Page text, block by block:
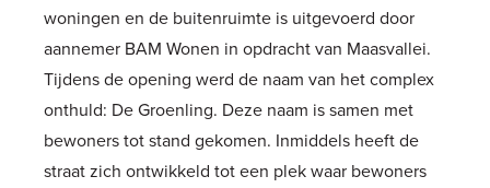
woningen en de buitenruimte is uitgevoerd door
aannemer BAM Wonen in opdracht van Maasvallei.
Tijdens de opening werd de naam van het complex
onthuld: De Groenling. Deze naam is samen met
bewoners tot stand gekomen. Inmiddels heeft de
straat zich ontwikkeld tot een plek waar bewoners